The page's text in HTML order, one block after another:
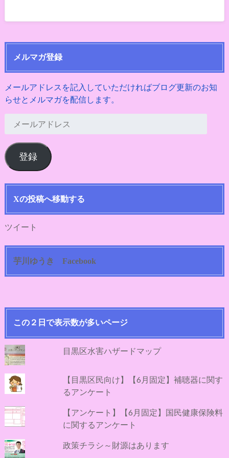
メルマガ登録
メールアドレスを記入していただければブログ更新のお知
らせとメルマガを配信します。
ー
ル
ア
ド
登録
Xの投稿へ移動する
ツイート
芋川ゆうき Facebook
この２日で表示数が多いページ
目黒区水害ハザードマップ
【目黒区民向け】【6月固定】補聴器に関す
るアンケート
【アンケート】【6月固定】国民健康保険料
に関するアンケート
政策チラシ～財源はあります